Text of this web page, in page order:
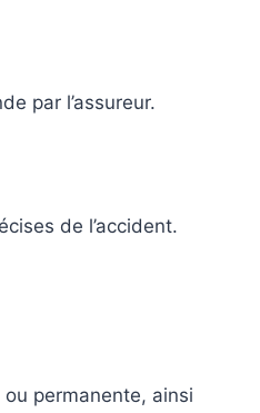
par l’assureur.
de l’accident.
permanente, ainsi